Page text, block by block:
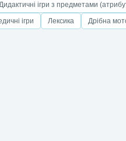
ігри з предметами
ігри Лексика
Дрібна